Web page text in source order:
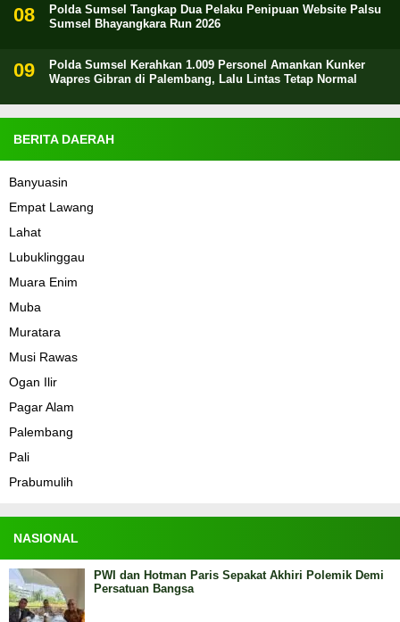
Polda Sumsel Tangkap Dua Pelaku Penipuan Website Palsu
Sumsel Bhayangkara Run 2026
Polda Sumsel Kerahkan 1.009 Personel Amankan Kunker
Wapres Gibran di Palembang, Lalu Lintas Tetap Normal
BERITA DAERAH
Banyuasin
Empat Lawang
Lahat
Lubuklinggau
Muara Enim
Muba
Muratara
Musi Rawas
Ogan Ilir
Pagar Alam
Palembang
Pali
Prabumulih
NASIONAL
PWI dan Hotman Paris Sepakat Akhiri Polemik Demi
Persatuan Bangsa